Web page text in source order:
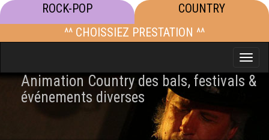
ROCK-POP
COUNTRY
^^ CHOISSIEZ PRESTATION ^^
Toggle
Animation Country des bals, festivals &
événements diverses